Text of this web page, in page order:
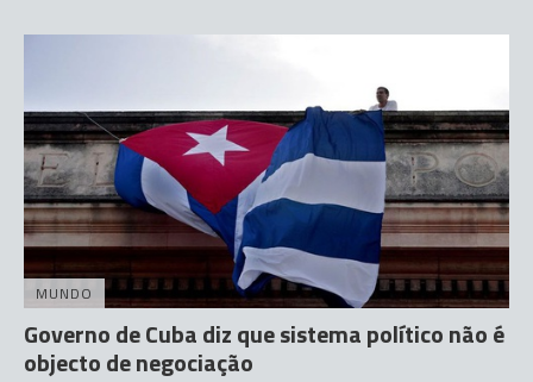
MUNDO
Governo de Cuba diz que sistema político não é
objecto de negociação